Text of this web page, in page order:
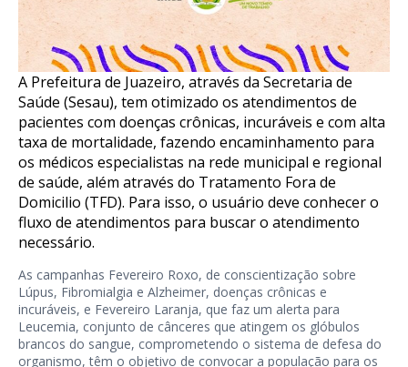
A Prefeitura de Juazeiro, através da Secretaria de
Saúde (Sesau), tem otimizado os atendimentos de
pacientes com doenças crônicas, incuráveis e com alta
taxa de mortalidade, fazendo encaminhamento para
os médicos especialistas na rede municipal e regional
de saúde, além através do Tratamento Fora de
Domicilio (TFD). Para isso, o usuário deve conhecer o
fluxo de atendimentos para buscar o atendimento
necessário.
As campanhas Fevereiro Roxo, de conscientização sobre
Lúpus, Fibromialgia e Alzheimer, doenças crônicas e
incuráveis, e Fevereiro Laranja, que faz um alerta para
Leucemia, conjunto de cânceres que atingem os glóbulos
brancos do sangue, comprometendo o sistema de defesa do
organismo, têm o objetivo de convocar a população para os